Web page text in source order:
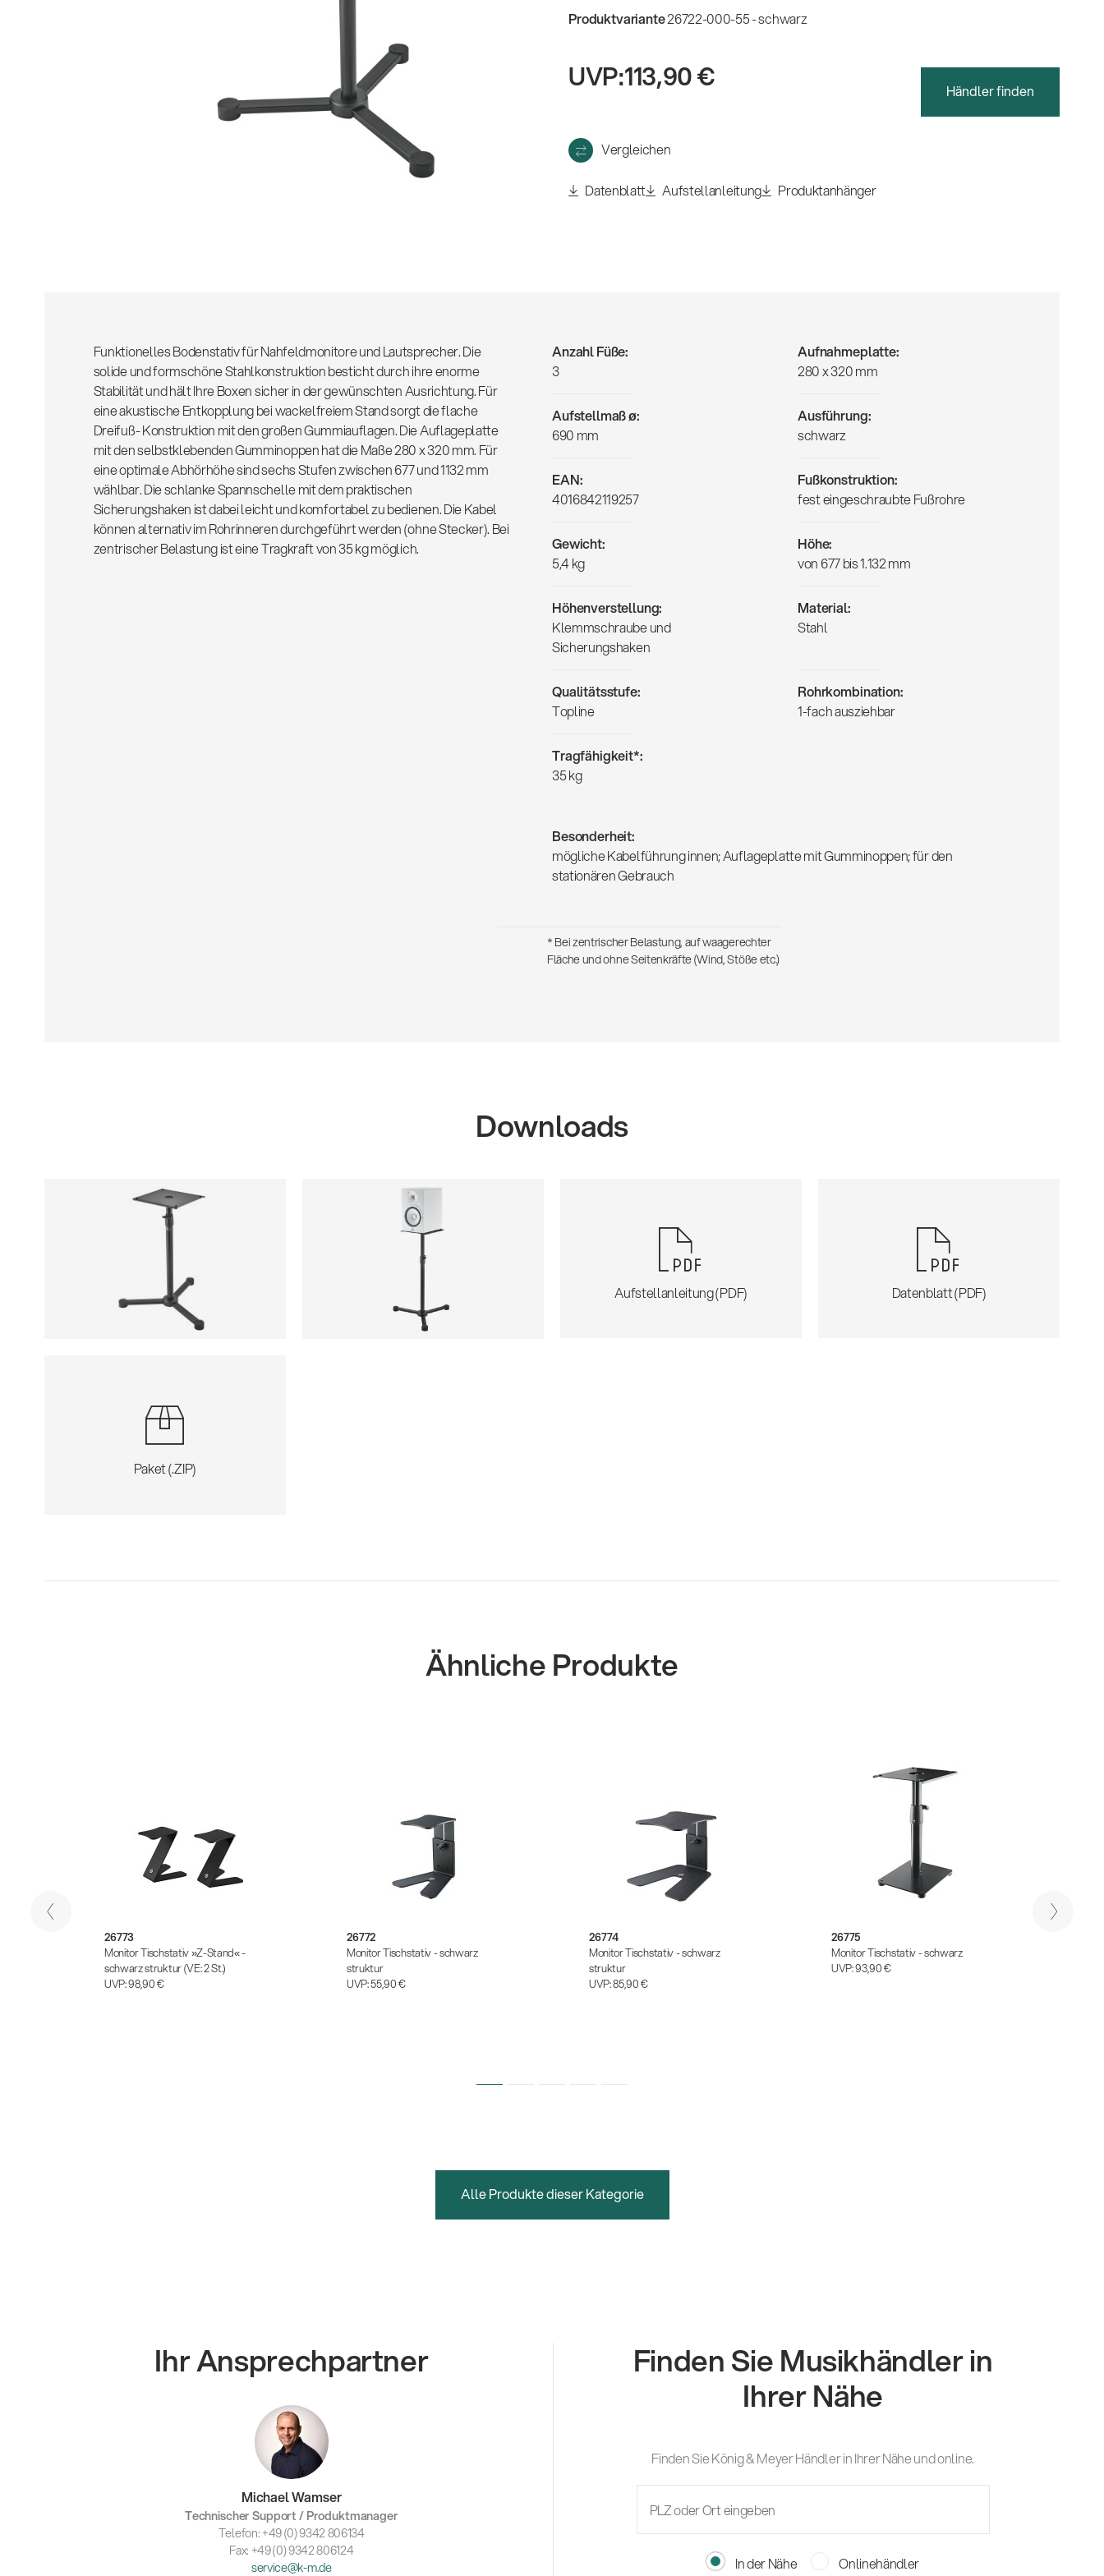
Produktvariante26722-000-55 - schwarz
UVP:113,90 € Händler finden
Vergleichen
Datenblatt Aufstellanleitung Produktanhänger
Funktionelles Bodenstativ für Nahfeldmonitore und Lautsprecher. Die
solide und formschöne Stahlkonstruktion besticht durch ihre enorme
Stabilität und hält Ihre Boxen sicher in der gewünschten Ausrichtung. Für
eine akustische Entkopplung bei wackelfreiem Stand sorgt die flache
Dreifuß- Konstruktion mit den großen Gummiauflagen. Die Auflageplatte
mit den selbstklebenden Gumminoppen hat die Maße 280 x 320 mm. Für
eine optimale Abhörhöhe sind sechs Stufen zwischen 677 und 1132 mm
wählbar. Die schlanke Spannschelle mit dem praktischen
Sicherungshaken ist dabei leicht und komfortabel zu bedienen. Die Kabel
können alternativ im Rohrinneren durchgeführt werden (ohne Stecker). Bei
zentrischer Belastung ist eine Tragkraft von 35 kg möglich.
Anzahl Füße:
3
Aufnahmeplatte:
280 x 320 mm
Aufstellmaß ø:
690 mm
Ausführung:
schwarz
EAN:
4016842119257
Fußkonstruktion:
fest eingeschraubte Fußrohre
Gewicht:
5,4 kg
Höhe:
von 677 bis 1.132 mm
Höhenverstellung:
Klemmschraube und
Sicherungshaken
Material:
Stahl
Qualitätsstufe:
Topline
Rohrkombination:
1-fach ausziehbar
Tragfähigkeit*:
35 kg
Besonderheit:
mögliche Kabelführung innen; Auflageplatte mit Gumminoppen; für den
stationären Gebrauch
* Bei zentrischer Belastung, auf waagerechter
Fläche und ohne Seitenkräfte (Wind, Stöße etc.)
Downloads
Aufstellanleitung (PDF) Datenblatt (PDF)
Paket (.ZIP)
Ähnliche Produkte
26773
Monitor Tischstativ »Z-Stand« -
schwarz struktur (VE: 2 St.)
UVP:98,90 €
26772
Monitor Tischstativ - schwarz
struktur
UVP:55,90 €
26774
Monitor Tischstativ - schwarz
struktur
UVP:85,90 €
26775
Monitor Tischstativ - schwarz
UVP:93,90 €
Alle Produkte dieser Kategorie
Ihr Ansprechpartner
Michael Wamser
Technischer Support / Produktmanager
Telefon: +49 (0) 9342 806134
Fax: +49 (0) 9342 806124
service@k-m.de
Finden Sie Musikhändler in
Ihrer Nähe
Finden Sie König & Meyer Händler in Ihrer Nähe und online.
In der Nähe Onlinehändler